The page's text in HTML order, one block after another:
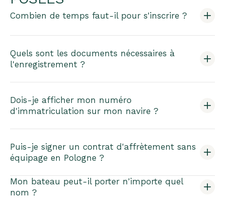
Combien de temps faut-il pour s'inscrire ?
Quels sont les documents nécessaires à
l'enregistrement ?
Dois-je afficher mon numéro
d'immatriculation sur mon navire ?
Puis-je signer un contrat d'affrètement sans
équipage en Pologne ?
Mon bateau peut-il porter n'importe quel
nom ?